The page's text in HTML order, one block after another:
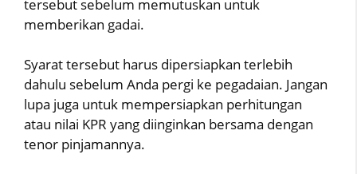
tersebut sebelum memutuskan untuk
memberikan gadai.
Syarat tersebut harus dipersiapkan terlebih
dahulu sebelum Anda pergi ke pegadaian. Jangan
lupa juga untuk mempersiapkan perhitungan
atau nilai KPR yang diinginkan bersama dengan
tenor pinjamannya.